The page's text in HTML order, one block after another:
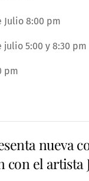
Julio 8:00 pm
julio 5:00 y 8:30 pm
pm
nueva
con el artista